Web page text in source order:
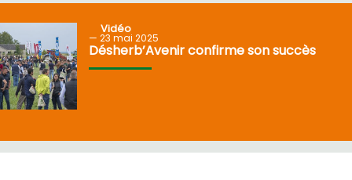
Vidéo
23 mai 2025
Désherb’Avenir confirme son succès